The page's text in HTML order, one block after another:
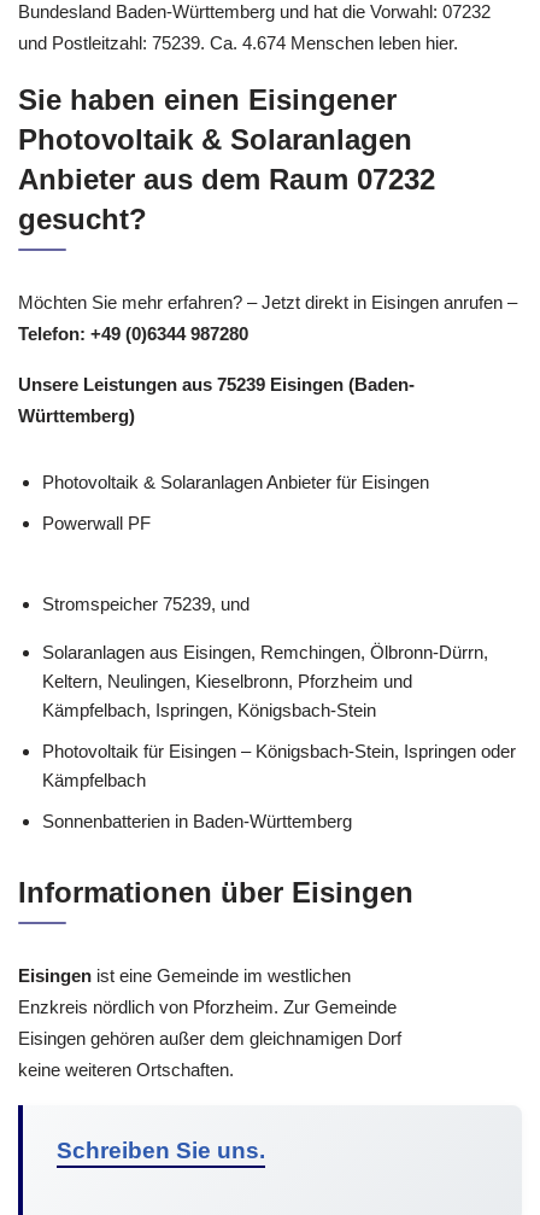
Bundesland Baden-Württemberg und hat die Vorwahl: 07232
und Postleitzahl: 75239. Ca. 4.674 Menschen leben hier.
Sie haben einen Eisingener
Photovoltaik & Solaranlagen
Anbieter aus dem Raum 07232
gesucht?
Möchten Sie mehr erfahren? – Jetzt direkt in Eisingen anrufen –
Telefon: +49 (0)6344 987280
Unsere Leistungen aus 75239 Eisingen (Baden-
Württemberg)
Photovoltaik & Solaranlagen Anbieter für Eisingen
Powerwall PF
Stromspeicher 75239, und
Solaranlagen aus Eisingen, Remchingen, Ölbronn-Dürrn,
Keltern, Neulingen, Kieselbronn, Pforzheim und
Kämpfelbach, Ispringen, Königsbach-Stein
Photovoltaik für Eisingen – Königsbach-Stein, Ispringen oder
Kämpfelbach
Sonnenbatterien in Baden-Württemberg
Informationen über Eisingen
Eisingen ist eine Gemeinde im westlichen
Enzkreis nördlich von Pforzheim. Zur Gemeinde
Eisingen gehören außer dem gleichnamigen Dorf
keine weiteren Ortschaften.
Schreiben Sie uns.